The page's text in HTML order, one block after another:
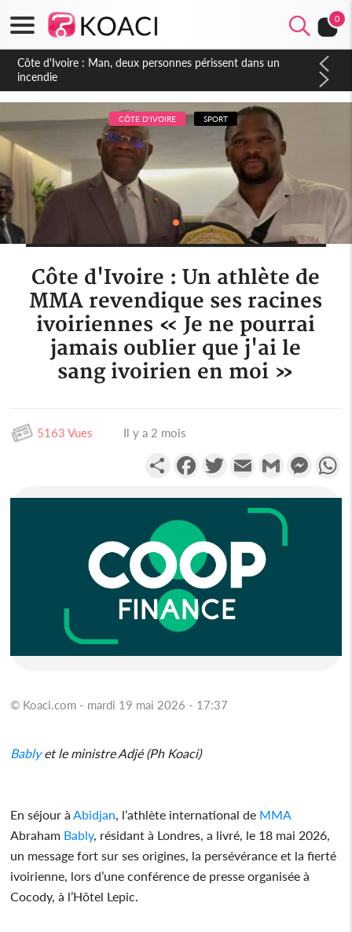
0
Côte d'Ivoire : Séileu, la célébration de la fête nationale
transformée en vaste campagne contre les produits
dépigmentants dangereux
CÔTE D'IVOIRE SPORT
Côte d'Ivoire : Un athlète de
MMA revendique ses racines
ivoiriennes « Je ne pourrai
jamais oublier que j'ai le
sang ivoirien en moi »
5163 Vues Il y a 2 mois
PartagerFacebookTwitterEmail Gmail
© Koaci.com - mardi 19 mai 2026 - 17:37
Bablyet le ministre Adjé (Ph Koaci)
En séjour à Abidjan , l’athlète international de MMA
Abraham Bably, résidant à Londres, a livré, le 18 mai 2026,
un message fort sur ses origines, la persévérance et la fierté
ivoirienne, lors d’une conférence de presse organisée à
Cocody, à l’Hôtel Lepic.